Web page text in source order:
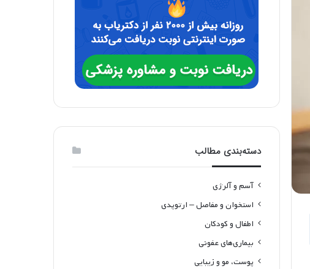
دسته‌بندی مطالب
آسم و آلرژی
استخوان و مفاصل – ارتوپدی
اطفال و کودکان
بیماری‌های عفونی
پوست، مو و زیبایی